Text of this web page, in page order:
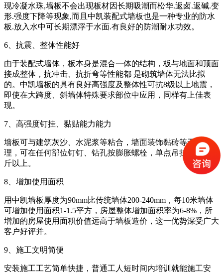
现冷凝水珠,墙板不会出现板材因长期吸潮而松华.返卤.返碱.变
形.强度下降等现象,而且中凯装配式墙板也是一种专业的防水
板.放入水中可长期漂浮于水面.有良好的防潮耐水功效。
6、抗震、整体性能好
由于装配式墙体，板本身是混合一体的结构，板与地面和顶面
接成整体，抗冲击、抗折弯等性能都 是砌筑墙体无法比拟
的。中凯墙板的具有良好高强度及整体性可抗8级以上地震，
即使在大跨度、斜墙体特殊要求部位中应用，同样有上佳表
现。
7、高强度钉挂、黏贴能力能力
墙板可与建筑灰沙、水泥浆等粘合，墙面装饰黏砖等无需处
理，可在任何部位钉钉、钻孔按膨胀螺栓，单点吊挂力在70公
斤以上。
8、增加使用面积
用中凯墙板厚度为90mm比传统墙体200-240mm，每10米墙体
可增加使用面积1-1.5平方，房屋整体增加面积率为6-8%，所
增加的房屋使用面积价值远高于墙板造价，这一优势深受广大
客户好评并。
9、施工文明简便
安装施工工艺简单快捷，普通工人短时间内培训就能施工安